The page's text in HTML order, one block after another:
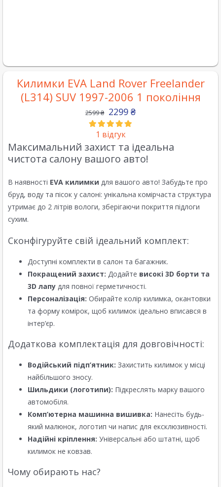
Килимки EVA Land Rover Freelander
(L314) SUV 1997-2006 1 покоління
2599₴ 2299 ₴
1 відгук
Максимальний захист та ідеальна
чистота салону вашого авто!
В наявності EVA килимки для вашого авто! Забудьте про
бруд, воду та пісок у салоні: унікальна комірчаста структура
утримає до 2 літрів вологи, зберігаючи покриття підлоги
сухим.
Сконфігуруйте свій ідеальний комплект:
Доступні комплекти в салон та багажник.
Покращений захист: Додайте високі 3D борти та
3D лапу для повної герметичності.
Персоналізація: Обирайте колір килимка, окантовки
та форму комірок, щоб килимок ідеально вписався в
інтер’єр.
Додаткова комплектація для довговічності:
Водійський підп’ятник: Захистить килимок у місці
найбільшого зносу.
Шильдики (логотипи): Підкреслять марку вашого
автомобіля.
Комп’ютерна машинна вишивка: Нанесіть будь-
який малюнок, логотип чи напис для ексклюзивності.
Надійні кріплення: Універсальні або штатні, щоб
килимок не ковзав.
Чому обирають нас?